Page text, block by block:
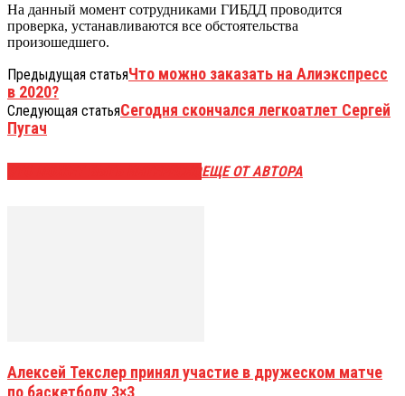
На данный момент сотрудниками ГИБДД проводится
проверка, устанавливаются все обстоятельства
произошедшего.
Предыдущая статьяЧто можно заказать на Алиэкспресс
в 2020?
Следующая статьяСегодня скончался легкоатлет Сергей
Пугач
ЕЩЕ ОТ АВТОРА
Алексей Текслер принял участие в дружеском матче
по баскетболу 3×3